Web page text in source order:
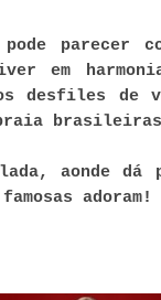
parecer
em
desfiles de
aonde dá
adoram!